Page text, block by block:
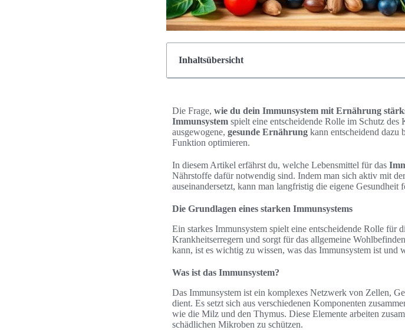
Inhaltsübersicht
Die Frage, wie du dein Immunsystem mit Ernährung
Immunsystem spielt eine entscheidende Rolle im Schutz
ausgewogene, gesunde Ernährung kann entscheidend dazu
Funktion optimieren.
In diesem Artikel erfährst du, welche Lebensmittel für das
Nährstoffe dafür notwendig sind. Indem man sich aktiv mit
auseinandersetzt, kann man langfristig die eigene Gesundheit
Die Grundlagen eines starken Immunsystems
Ein starkes Immunsystem spielt eine entscheidende Rolle für
Krankheitserregern und sorgt für das allgemeine
kann, ist es wichtig zu wissen, was das Immunsystem ist und
Was ist das Immunsystem?
Das Immunsystem ist ein komplexes Netzwerk von Zellen,
dient. Es setzt sich aus verschiedenen Komponenten
wie die Milz und den Thymus. Diese Elemente arbeiten
schädlichen Mikroben zu schützen.